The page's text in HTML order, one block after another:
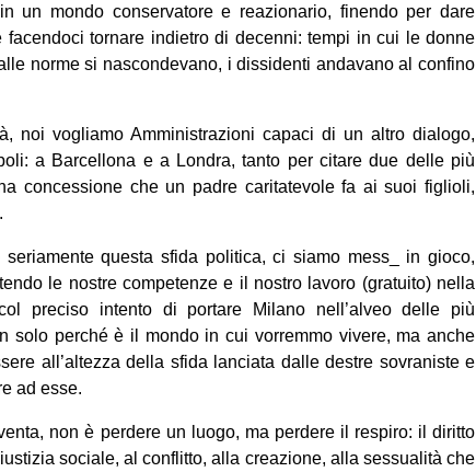
un mondo conservatore e reazionario, finendo per dare
facendoci tornare indietro di decenni: tempi in cui le donne
norme si nascondevano, i dissidenti andavano al confino
noi vogliamo Amministrazioni capaci di un altro dialogo,
a Barcellona e a Londra, tanto per citare due delle più
concessione che un padre caritatevole fa ai suoi figlioli,
questa sfida politica, ci siamo mess_ in gioco,
le nostre competenze e il nostro lavoro (gratuito) nella
preciso intento di portare Milano nell’alveo delle più
solo perché è il mondo in cui vorremmo vivere, ma anche
all’altezza della sfida lanciata dalle destre sovraniste e
ad esse.
non è perdere un luogo, ma perdere il respiro: il diritto
sociale, al conflitto, alla creazione, alla sessualità che